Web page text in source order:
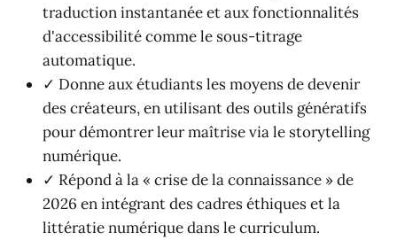
traduction instantanée et aux fonctionnalités
d'accessibilité comme le sous-titrage
automatique.
✓ Donne aux étudiants les moyens de devenir
des créateurs, en utilisant des outils génératifs
pour démontrer leur maîtrise via le storytelling
numérique.
✓ Répond à la « crise de la connaissance » de
2026 en intégrant des cadres éthiques et la
littératie numérique dans le curriculum.